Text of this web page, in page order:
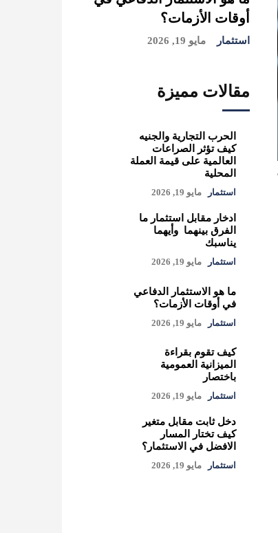
أوقات الأزمات؟
استثمار مايو 19, 2026
مقالات مميزة
الحرب التجارية والجنيه
كيف تؤثر الصراعات
العالمية على قيمة العملة
المحلية
استثمار مايو 19, 2026
ادخار مقابل استثمار ما
الفرق بينهما وأيهما
يناسبك
استثمار مايو 19, 2026
ما هو الاستثمار الدفاعي
في أوقات الأزمات؟
استثمار مايو 19, 2026
كيف تقوم بقراءة
الميزانية العمومية
باختصار
استثمار مايو 19, 2026
دخل ثابت مقابل متغير
كيف تختار المسار
الافضل في الاستثمار؟
استثمار مايو 19, 2026